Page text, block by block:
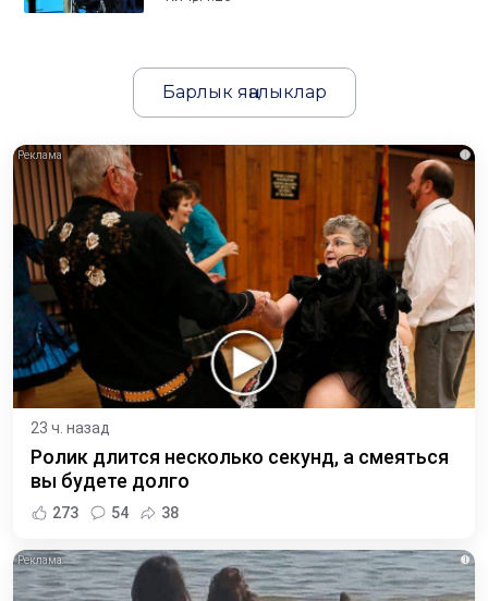
Барлык яңалыклар
i
23 ч. назад
Ролик длится несколько секунд, а смеяться
вы будете долго
273 54 38
i